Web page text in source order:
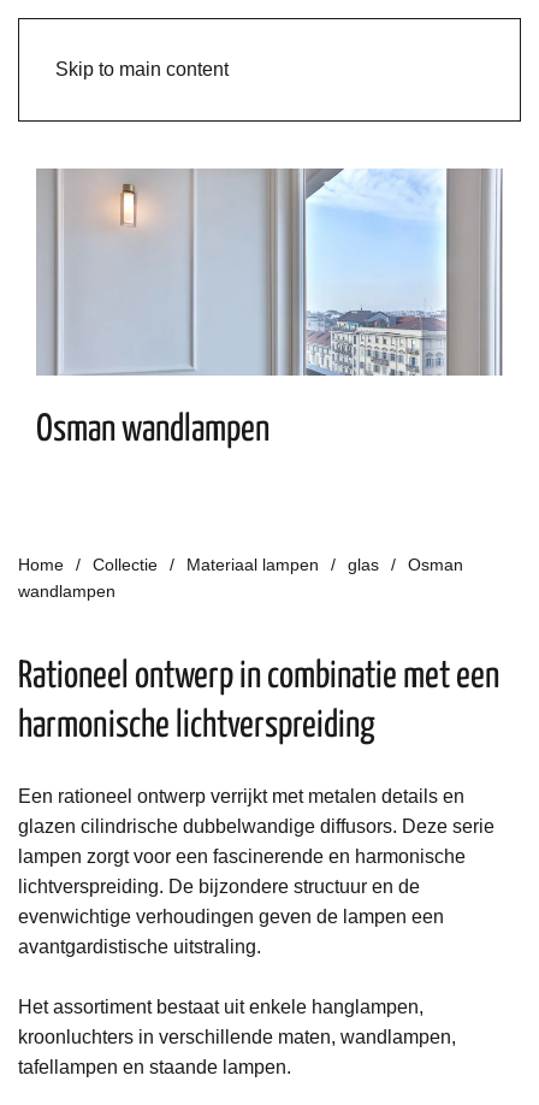
Skip to main content
Osman wandlampen
Home Collectie Materiaal lampen glas
Osman
wandlampen
Rationeel ontwerp in combinatie met een
harmonische lichtverspreiding
Een rationeel ontwerp verrijkt met metalen details en
glazen cilindrische dubbelwandige diffusors. Deze serie
lampen zorgt voor een fascinerende en harmonische
lichtverspreiding. De bijzondere structuur en de
evenwichtige verhoudingen geven de lampen een
avantgardistische uitstraling.
Het assortiment bestaat uit enkele hanglampen,
kroonluchters in verschillende maten, wandlampen,
tafellampen en staande lampen.